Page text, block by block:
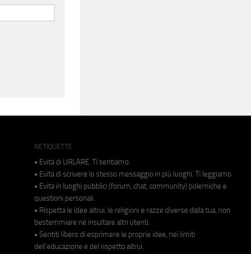
NETIQUETTE
• Evita di URLARE. Ti sentiamo.
• Evita di scrivere lo stesso messaggio in più luoghi. Ti leggiamo.
• Evita in luoghi pubblici (forum, chat, community) polemiche e
questioni personali.
• Rispetta le idee altrui, le religioni e razze diverse dalla tua, non
bestemmiare né insultare altri utenti.
• Sentiti libero di esprimere le proprie idee, nei limiti
dell'educazione e del rispetto altrui.